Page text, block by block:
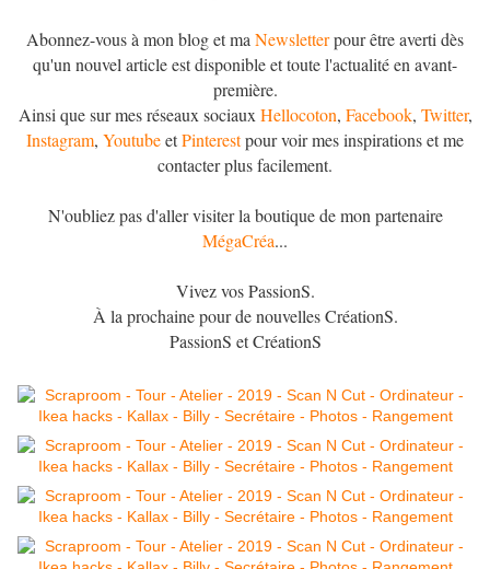
Abonnez-vous à mon blog et ma Newsletterpour être averti dès
qu'un nouvel article est disponible et toute l'actualité en avant-
première.
Ainsi que sur mes réseaux sociaux Hellocoton, Facebook, Twitter,
Instagram, YoutubeetPinterestpour voir mes inspirations et me
contacter plus facilement.
N'oubliez pas d'aller visiter la boutique de mon partenaire
MégaCréa...
Vivez vos PassionS.
À la prochaine pour de nouvelles CréationS.
PassionS et CréationS